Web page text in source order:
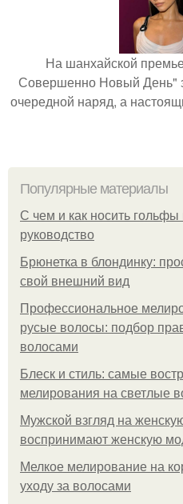
На шанхайской
Совершенно Новый День"
очередной наряд, а
Популярные материалы
С чем и как носить гольфы
руководство
Брюнетка в блондинку:
свой внешний вид
Профессиональное
русые волосы: подбор
волосами
Блеск и стиль: самые
мелирования на светлые
Мужской взгляд на
воспринимают женскую
Мелкое мелирование на
уходу за волосами